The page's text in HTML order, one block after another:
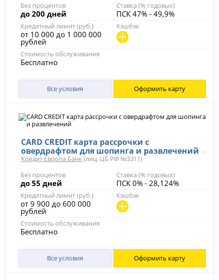
Без процентов
до 200 дней
Ставка (% годовых)
ПСК 47% - 49,9%
Кредитный лимит (руб.)
от 10 000 до 1 000 000
рублей
Кэшбэк
Стоимость обслуживания
Бесплатно
Все условия Оформить карту
CARD CREDIT карта рассрочки с
овердрафтом для шопинга и развлечений -
Кредит Европа Банк (лиц. ЦБ РФ №3311)
Без процентов
до 55 дней
Ставка (% годовых)
ПСК 0% - 28,124%
Кредитный лимит (руб.)
от 9 900 до 600 000
рублей
Кэшбэк
Стоимость обслуживания
Бесплатно
Все условия Оформить карту